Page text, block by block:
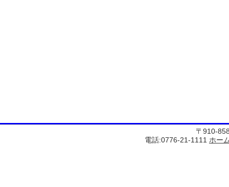
〒910-
電話:0776-21-1111 ホー